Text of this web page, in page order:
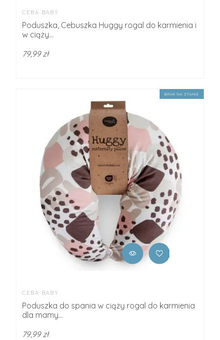
CEBA BABY
Poduszka, Cebuszka Huggy rogal do karmienia i
w ciąży...
79,99 zł
CEBA BABY
Poduszka do spania w ciąży rogal do karmienia
dla mamy...
79,99 zł
BRAK NA STANIE